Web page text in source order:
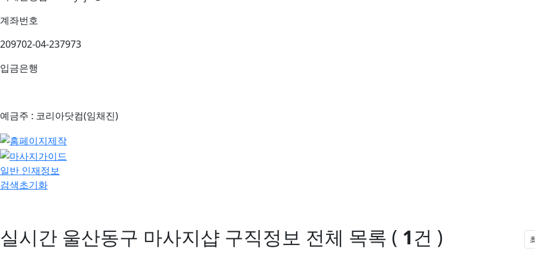
계좌번호
209702-04-237973
입금은행
예금주 : 코리아닷컴(임채진)
일반 인재정보
검색초기화
실시간 울산동구 마사지샵 구직정보 전체 목록 ( 1건 )